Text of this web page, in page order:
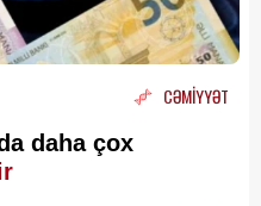
CƏMİYYƏT
daha çox